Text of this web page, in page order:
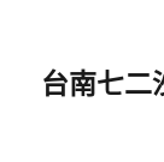
台南七二